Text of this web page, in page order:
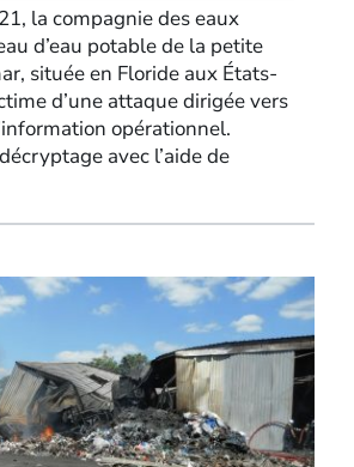
la compagnie des eaux
d’eau potable de la petite
située en Floride aux États-
d’une attaque dirigée vers
opérationnel.
avec l’aide de